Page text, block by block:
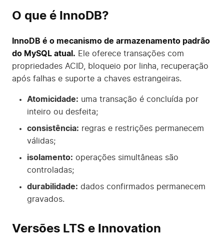
O que é InnoDB?
InnoDB é o mecanismo de armazenamento padrão
do MySQL atual. Ele oferece transações com
propriedades ACID, bloqueio por linha, recuperação
após falhas e suporte a chaves estrangeiras.
Atomicidade: uma transação é concluída por
inteiro ou desfeita;
consistência: regras e restrições permanecem
válidas;
isolamento: operações simultâneas são
controladas;
durabilidade: dados confirmados permanecem
gravados.
Versões LTS e Innovation